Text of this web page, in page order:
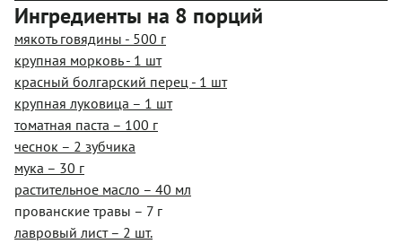
Ингредиенты на 8 порций
мякоть говядины - 500 г
крупная морковь - 1 шт
красный болгарский перец - 1 шт
крупная луковица – 1 шт
томатная паста – 100 г
чеснок – 2 зубчика
мука – 30 г
растительное масло – 40 мл
прованские травы – 7 г
лавровый лист – 2 шт.